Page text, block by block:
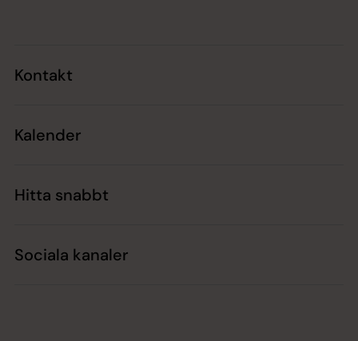
Kontakt
Kalender
Hitta snabbt
Sociala kanaler